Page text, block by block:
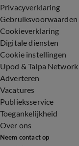
Privacyverklaring
Gebruiksvoorwaarden
Cookieverklaring
Digitale diensten
Cookie instellingen
Upod & Talpa Network
Adverteren
Vacatures
Publieksservice
Toegankelijkheid
Over ons
Neem contact op